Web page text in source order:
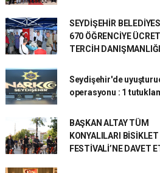
SEYDİŞEHİR
670 ÖĞRENCİYE
TERCİH DANIŞMANLIĞI
Seydişehir'de
operasyonu : 1
BAŞKAN ALTAY TÜM
KONYALILARI BİSİKLET
FESTİVALİ’NE DAVET